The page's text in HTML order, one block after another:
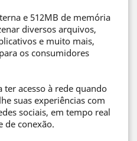
e 512MB de memória
diversos arquivos,
e muito mais,
os consumidores
ter acesso à rede quando
suas experiências com
sociais, em tempo real
de conexão.